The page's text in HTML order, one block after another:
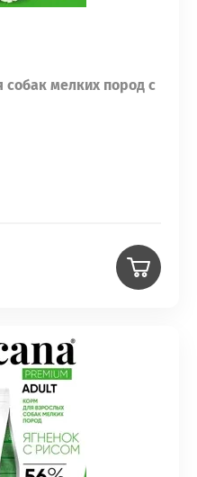
собак мелких пород с